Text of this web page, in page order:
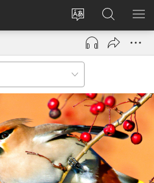
サ
イ
ト
の
言
語
を
変
え
る
ロ
グ
ン
し
い
タ
ブ
で
開
く）
JW.ORG
の
検
メ
を